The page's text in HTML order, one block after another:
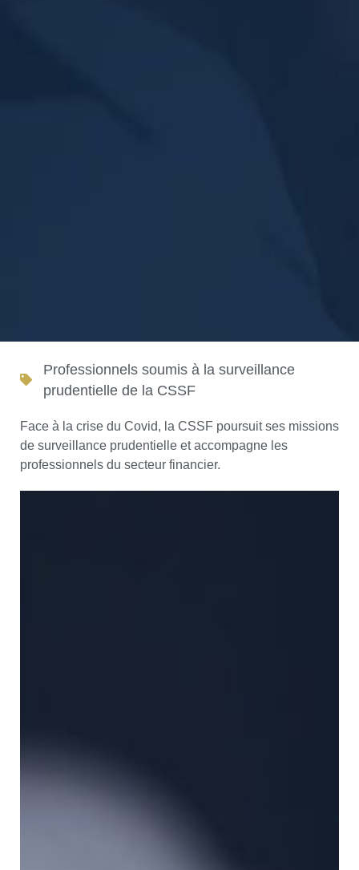
Professionnels soumis à la surveillance
prudentielle de la CSSF
Face à la crise du Covid, la CSSF poursuit ses missions
de surveillance prudentielle et accompagne les
professionnels du secteur financier.